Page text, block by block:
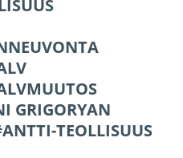
GRIGORYAN
ANTTI-TEOLLISUUS